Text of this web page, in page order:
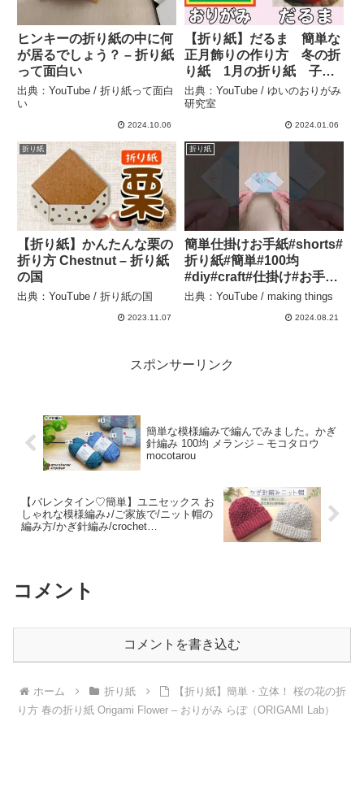
ヒンキーの折り紙の中に何
が居るでしょう？ – 折り紙
って面白い
出典：YouTube / 折り紙って面白
い
2024.10.06
【折り紙】だるま 簡単な
正月飾りの作り方 冬の折
り紙 1月の折り紙 子供
でも作れる難しくない折り
方【おりがみ】 – ゆいのお
出典：YouTube / ゆいのおりがみ
研究室
2024.01.06
折り紙
【折り紙】かんたんな栗の
折り方 Chestnut – 折り紙
の国
出典：YouTube / 折り紙の国
2023.11.07
折り紙
簡単仕掛けお手紙#shorts#
折り紙#簡単#100均
#diy#craft#仕掛け#お手紙
– making things
出典：YouTube / making things
2024.08.21
スポンサーリンク
簡単な模様編みで編んでみました。かぎ
針編み 100均 メランジ – モコタロウ
mocotarou
【バレンタイン♡簡単】ユニセックス お
しゃれな模様編み♪/ご家族で/ニット帽の
編み方/かぎ針編み/crochet
コメント
コメントを書き込む
ホーム 折り紙
【折り紙】簡単・立体！ 桜の花の折
り方 春の折り紙 Origami Flower – おりがみ らぼ（ORIGAMI Lab）